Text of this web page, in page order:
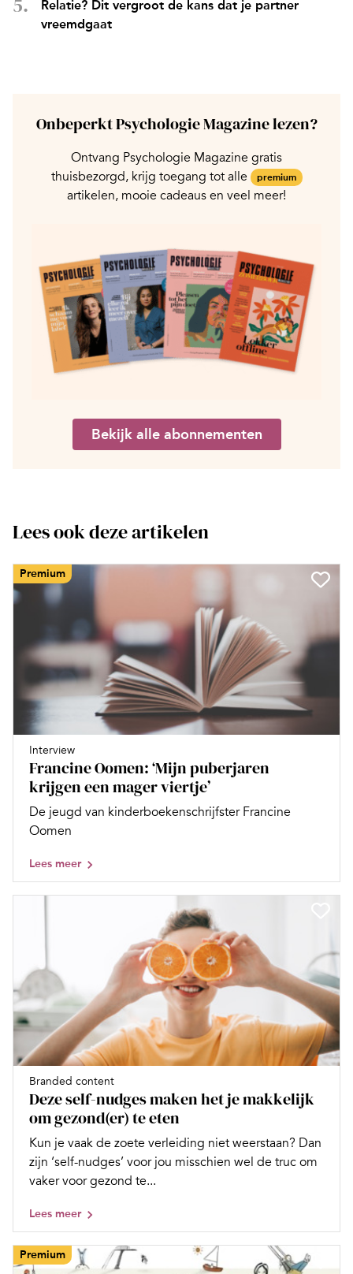
Relatie? Dit vergroot de kans dat je partner
vreemdgaat
Onbeperkt Psychologie Magazine lezen?
Ontvang Psychologie Magazine gratis
thuisbezorgd, krijg toegang tot alle
premium
artikelen, mooie cadeaus en veel meer!
Bekijk alle abonnementen
Lees ook deze artikelen
Premium
Interview
Francine Oomen: ‘Mijn puberjaren
krijgen een mager viertje’
De jeugd van kinder­boekenschrijfster Francine
Oomen
Lees meer
Branded content
Deze self-nudges maken het je makkelijk
om gezond(er) te eten
Kun je vaak de zoete verleiding niet weerstaan? Dan
zijn ‘self-nudges’ voor jou misschien wel de truc om
vaker voor gezond te...
Lees meer
Premium